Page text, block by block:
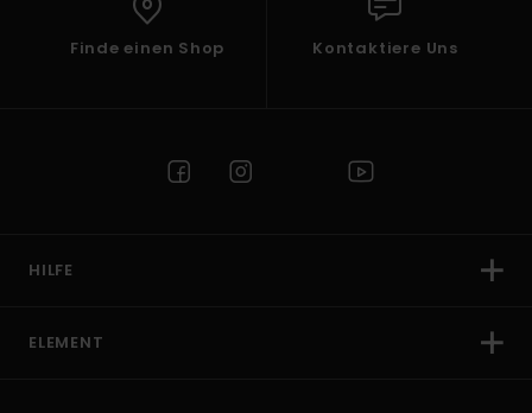
Finde einen Shop Kontaktiere Uns
HILFE
ELEMENT